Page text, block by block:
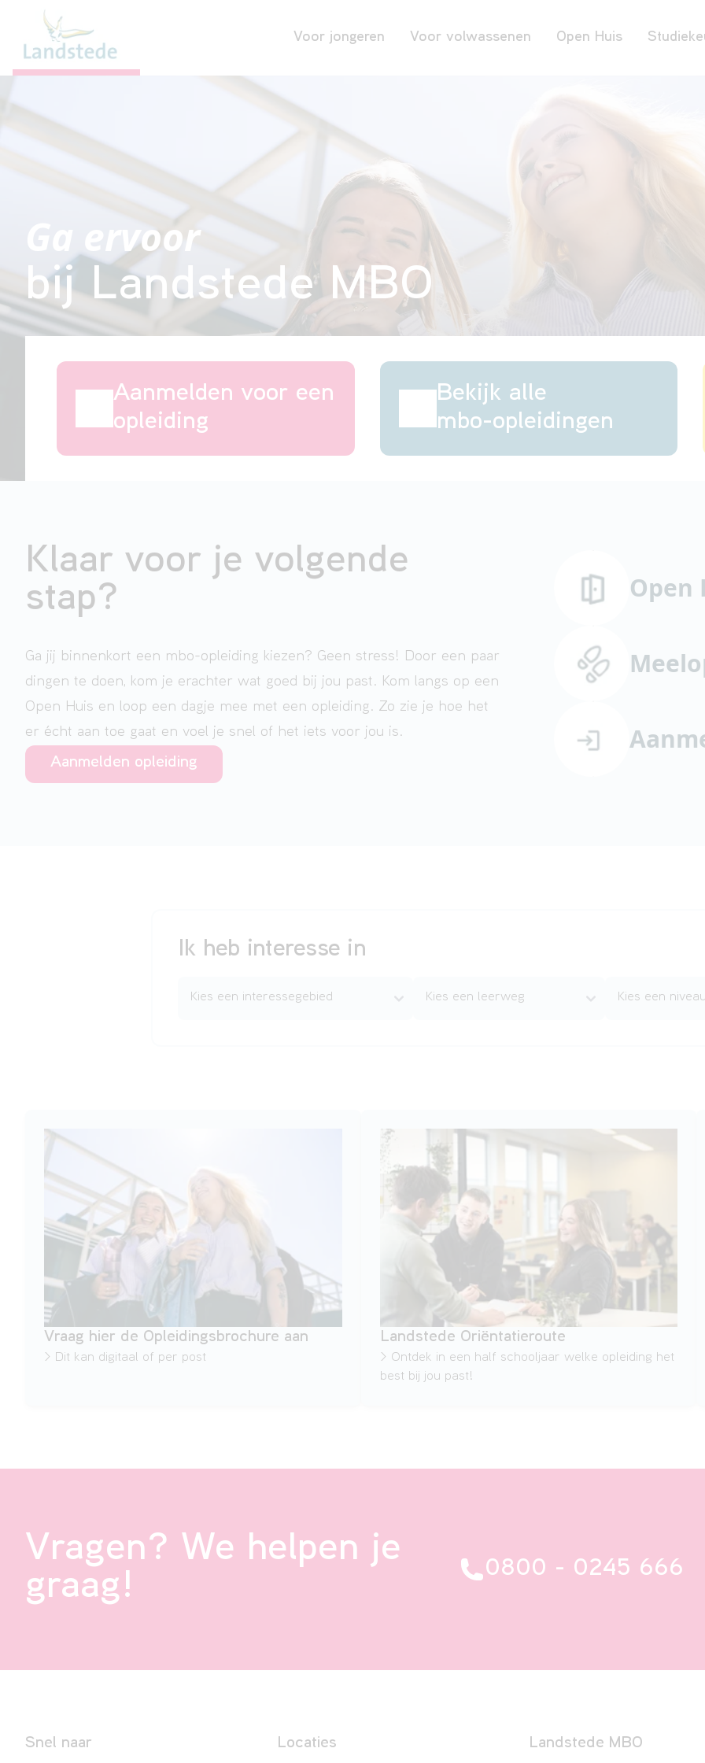
Voor jongeren Voor volwassenen Open Huis
Ga ervoor
bij Landstede MBO
Aanmelden voor een
opleiding
Bekijk alle
mbo-opleidingen
Klaar voor je volgende
stap?
Ga jij binnenkort een mbo-opleiding kiezen? Geen stress! Door een paar
dingen te doen, kom je erachter wat goed bij jou past. Kom langs op een
Open Huis en loop een dagje mee met een opleiding. Zo zie je hoe het
er écht aan toe gaat en voel je snel of het iets voor jou is.
Aanmelden opleiding
Open
Ik heb interesse in
Vraag hier de Opleidingsbrochure aan
> Dit kan digitaal of per post
Landstede Oriëntatieroute
> Ontdek in een half schooljaar welke opleiding het
best bij jou past!
Vragen? We helpen je
graag!
0800 - 0245 666
Snel naar Locaties Landstede MBO